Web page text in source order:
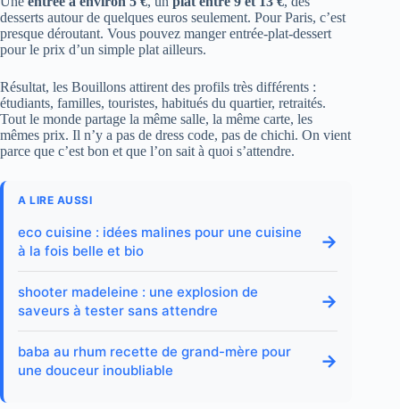
desserts autour de quelques euros seulement. Pour Paris, c’est
presque déroutant. Vous pouvez manger entrée-plat-dessert
pour le prix d’un simple plat ailleurs.
Résultat, les Bouillons attirent des profils très différents :
étudiants, familles, touristes, habitués du quartier, retraités.
Tout le monde partage la même salle, la même carte, les
mêmes prix. Il n’y a pas de dress code, pas de chichi. On vient
parce que c’est bon et que l’on sait à quoi s’attendre.
A LIRE AUSSI
eco cuisine : idées malines pour une cuisine
à la fois belle et bio
→
shooter madeleine : une explosion de
saveurs à tester sans attendre
→
baba au rhum recette de grand-mère pour
une douceur inoubliable
→